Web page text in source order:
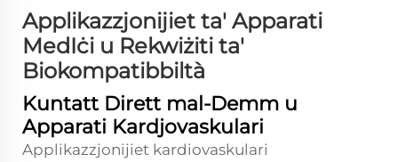
Applikazzjonijiet ta' Apparati
MedIċi u Rekwiżiti ta'
Biokompatibbiltà
Kuntatt Dirett mal-Demm u
Apparati Kardjovaskulari
Applikazzjonijiet kardiovaskulari